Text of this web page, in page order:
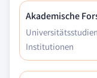
Akademische
Institutionen